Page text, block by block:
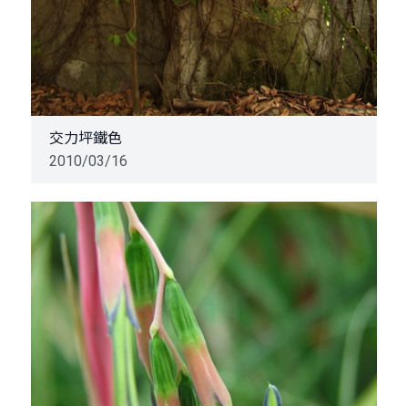
交力坪鐵色
2010/03/16